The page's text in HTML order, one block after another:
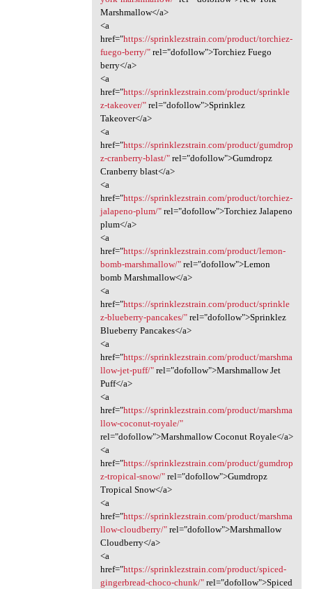
Marshmallow</a>
<a
href="https://sprinklezstrain.com/product/torchiez-
fuego-berry/"rel="dofollow">Torchiez Fuego
berry</a>
<a
href="https://sprinklezstrain.com/product/sprinkle
z-takeover/"rel="dofollow">Sprinklez
Takeover</a>
<a
href="https://sprinklezstrain.com/product/gumdrop
z-cranberry-blast/"rel="dofollow">Gumdropz
Cranberry blast</a>
<a
href="https://sprinklezstrain.com/product/torchiez-
jalapeno-plum/"rel="dofollow">Torchiez Jalapeno
plum</a>
<a
href="https://sprinklezstrain.com/product/lemon-
bomb-marshmallow/"rel="dofollow">Lemon
bomb Marshmallow</a>
<a
href="https://sprinklezstrain.com/product/sprinkle
z-blueberry-pancakes/"rel="dofollow">Sprinklez
Blueberry Pancakes</a>
<a
href="https://sprinklezstrain.com/product/marshma
llow-jet-puff/"rel="dofollow">Marshmallow Jet
Puff</a>
<a
href="https://sprinklezstrain.com/product/marshma
llow-coconut-royale/"
rel="dofollow">Marshmallow Coconut Royale</a>
<a
href="https://sprinklezstrain.com/product/gumdrop
z-tropical-snow/"rel="dofollow">Gumdropz
Tropical Snow</a>
<a
href="https://sprinklezstrain.com/product/marshma
llow-cloudberry/"rel="dofollow">Marshmallow
Cloudberry</a>
<a
href="https://sprinklezstrain.com/product/spiced-
gingerbread-choco-chunk/"rel="dofollow">Spiced